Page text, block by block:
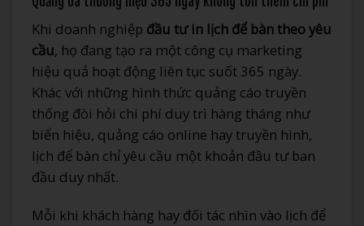
Khi doanh nghiệp đầu tư in lịch để bàn theo yêu
cầu, họ đang tạo ra một công cụ marketing
hiệu quả hoạt động liên tục suốt 365 ngày.
Khác với những hình thức quảng cáo truyền
thống đòi hỏi chi phí duy trì hàng tháng như
biển hiệu, quảng cáo online hay truyền hình,
lịch để bàn chỉ yêu cầu một khoản đầu tư ban
đầu duy nhất.
Mỗi khi khách hàng hay đối tác nhìn vào lịch để